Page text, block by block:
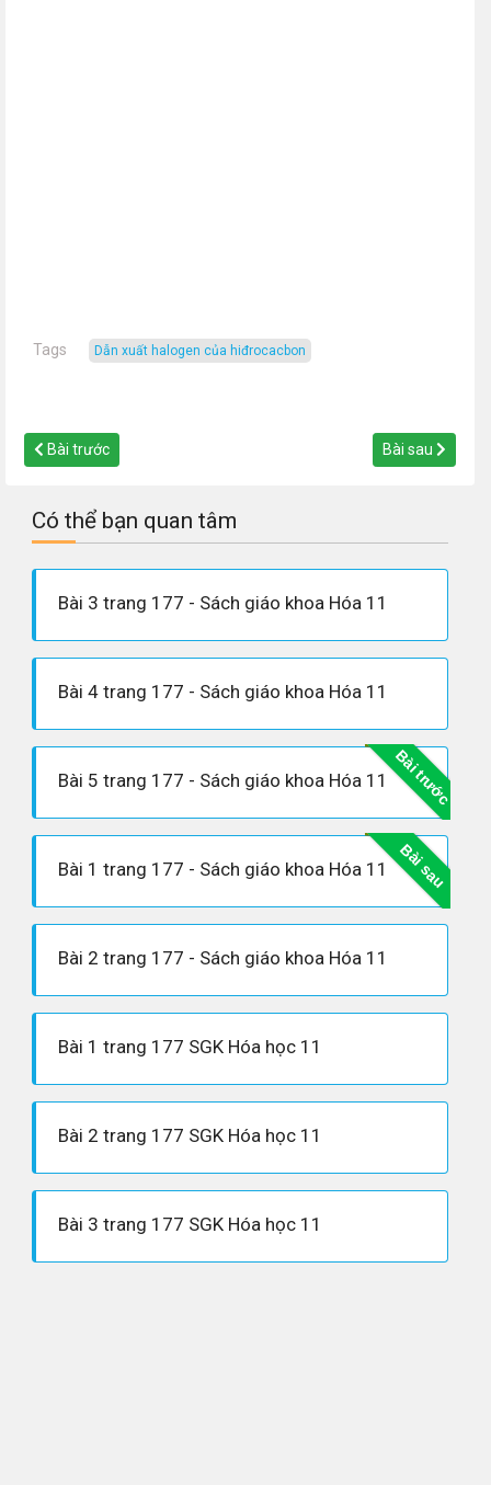
Tags Dẫn xuất halogen của hiđrocacbon
Bài trước Bài sau
Có thể bạn quan tâm
Bài 3 trang 177 - Sách giáo khoa Hóa 11
Bài 4 trang 177 - Sách giáo khoa Hóa 11
Bài trước
Bài 5 trang 177 - Sách giáo khoa Hóa 11
Bài sau
Bài 1 trang 177 - Sách giáo khoa Hóa 11
Bài 2 trang 177 - Sách giáo khoa Hóa 11
Bài 1 trang 177 SGK Hóa học 11
Bài 2 trang 177 SGK Hóa học 11
Bài 3 trang 177 SGK Hóa học 11